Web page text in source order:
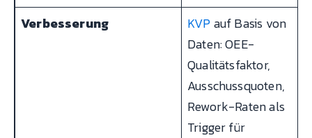
Verbesserung
KVPauf Basis von
Daten: OEE-
Qualitätsfaktor,
Ausschussquoten,
Rework-Raten als
Trigger für